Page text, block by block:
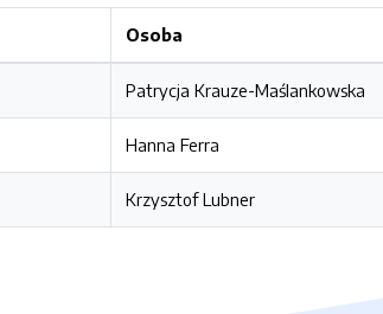
Osoba
Patrycja Krauze-Maślankowska
Hanna Ferra
Krzysztof Lubner